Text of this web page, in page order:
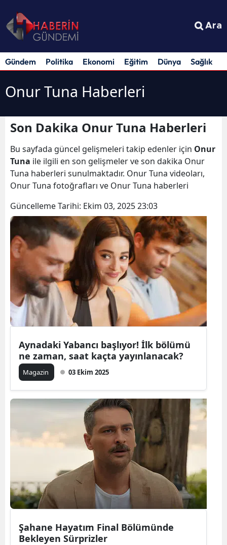
Ara
Gündem Politika Ekonomi Eğitim Dünya Sağlık
Onur Tuna Haberleri
Son Dakika Onur Tuna Haberleri
Bu sayfada güncel gelişmeleri takip edenler için Onur
Tuna ile ilgili en son gelişmeler ve son dakika Onur
Tuna haberleri sunulmaktadır. Onur Tuna videoları,
Onur Tuna fotoğrafları ve Onur Tuna haberleri
Güncelleme Tarihi: Ekim 03, 2025 23:03
Aynadaki Yabancı başlıyor! İlk bölümü
ne zaman, saat kaçta yayınlanacak?
Magazin 03 Ekim 2025
Şahane Hayatım Final Bölümünde
Bekleyen Sürprizler